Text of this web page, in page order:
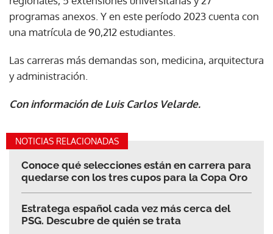
programas anexos. Y en este período 2023 cuenta con
una matrícula de 90,212 estudiantes.
Las carreras más demandas son, medicina, arquitectura
y administración.
Con información de Luis Carlos Velarde.
NOTICIAS RELACIONADAS
Conoce qué selecciones están en carrera para
quedarse con los tres cupos para la Copa Oro
Estratega español cada vez más cerca del
PSG. Descubre de quién se trata